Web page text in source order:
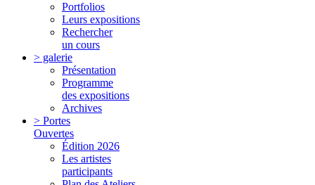
Portfolios
Leurs expositions
Rechercher
un cours
> galerie
Présentation
Programme
des expositions
Archives
> Portes
Ouvertes
Édition 2026
Les artistes
participants